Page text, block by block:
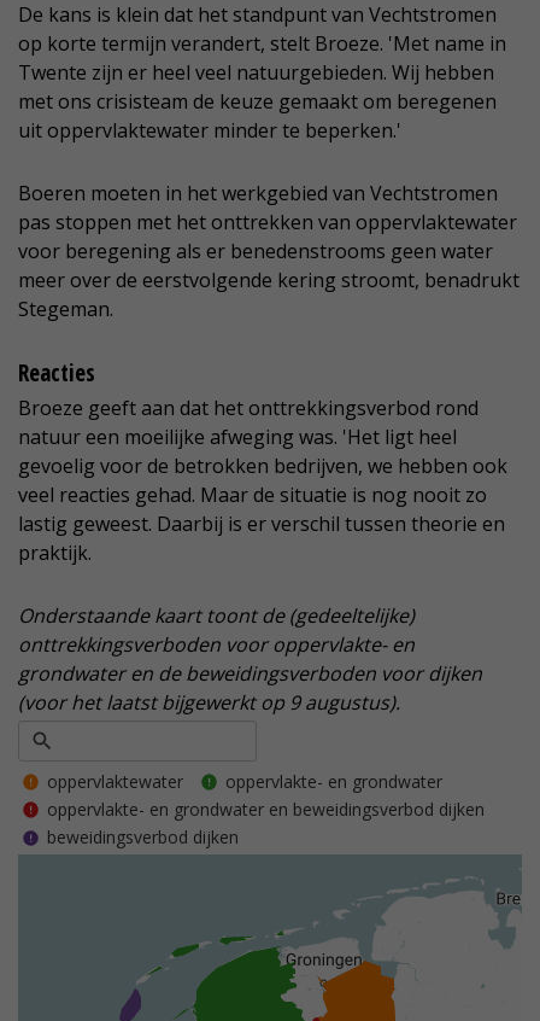
De kans is klein dat het standpunt van Vechtstromen
op korte termijn verandert, stelt Broeze. 'Met name in
Twente zijn er heel veel natuurgebieden. Wij hebben
met ons crisisteam de keuze gemaakt om beregenen
uit oppervlaktewater minder te beperken.'
Boeren moeten in het werkgebied van Vechtstromen
pas stoppen met het onttrekken van oppervlaktewater
voor beregening als er benedenstrooms geen water
meer over de eerstvolgende kering stroomt, benadrukt
Stegeman.
Reacties
Broeze geeft aan dat het onttrekkingsverbod rond
natuur een moeilijke afweging was. 'Het ligt heel
gevoelig voor de betrokken bedrijven, we hebben ook
veel reacties gehad. Maar de situatie is nog nooit zo
lastig geweest. Daarbij is er verschil tussen theorie en
praktijk.
Onderstaande kaart toont de (gedeeltelijke)
onttrekkingsverboden voor oppervlakte- en
grondwater en de beweidingsverboden voor dijken
(voor het laatst bijgewerkt op 9 augustus).